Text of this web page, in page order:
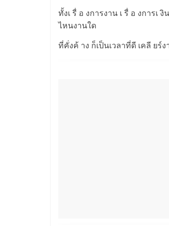
ทั้งเ รื่ อ งการงาน เ รื่ อ งการเ
ไหนงานใด
ที่คั่งค้ าง ก็เป็นเวลาที่ดี เคลี ยร์